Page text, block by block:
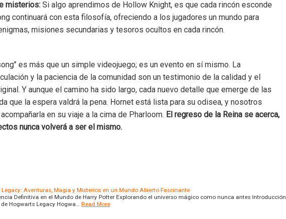
misterios: Si algo aprendimos de Hollow Knight, es que cada rincón esconde
continuará con esta filosofía, ofreciendo a los jugadores un mundo para
misiones secundarias y tesoros ocultos en cada rincón.
es más que un simple videojuego; es un evento en sí mismo. La
y la paciencia de la comunidad son un testimonio de la calidad y el
Y aunque el camino ha sido largo, cada nuevo detalle que emerge de las
que la espera valdrá la pena. Hornet está lista para su odisea, y nosotros
en su viaje a la cima de Pharloom. El regreso de la Reina se acerca,
nunca volverá a ser el mismo.
Aventuras, Magia y Misterios en un Mundo Abierto Fascinante
Definitiva en el Mundo de Harry Potter Explorando el universo mágico como nunca antes Introducción
Hogwarts Legacy Hogwa… Read More